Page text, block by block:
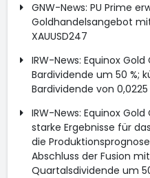
GNW-News: PU Prime
Goldhandelsangebot
XAUUSD247
IRW-News: Equinox
Bardividende um 50 %;
Bardividende von
IRW-News: Equinox
starke Ergebnisse für
die
Abschluss der Fusion
Quartalsdividende um